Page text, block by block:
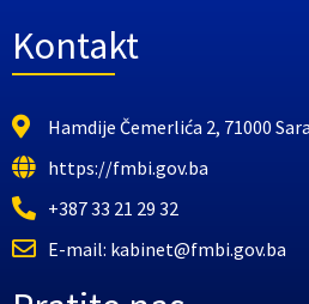
Kontakt
Hamdije Čemerlića 2, 71000
https://fmbi.gov.ba
+387 33 21 29 32
E-mail: kabinet@fmbi.gov.ba